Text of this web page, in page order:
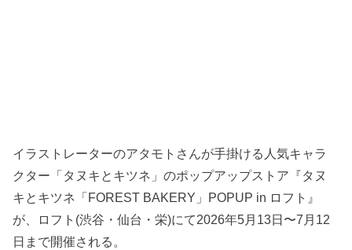
イラストレーターのアタモトさんが手掛ける人気キャラ
クター「タヌキとキツネ」のポップアップストア『タヌ
キとキツネ「FOREST BAKERY」POPUP in ロフト』
が、ロフト(渋谷・仙台・栄)にて2026年5月13日〜7月12
日まで開催される。